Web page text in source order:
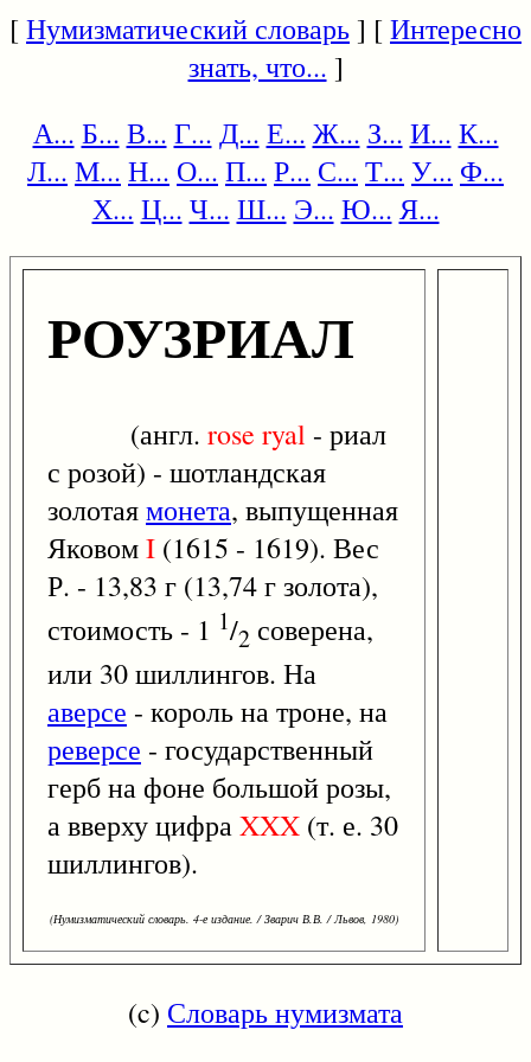
[Нумизматический словарь] [Интересно
знать, что... ]
А... Б... В... Г... Д... Е... Ж... З... И... К...
Л... М... Н... О... П... Р... С... Т... У... Ф...
Х... Ц... Ч... Ш... Э... Ю... Я...
РОУЗРИАЛ
(англ. rose ryal - риал
с розой) - шотландская
золотаямонета, выпущенная
ЯковомI (1615 - 1619). Вес
Р. - 13,83 г (13,74 г золота),
стоимость - 1 1/2 соверена,
или 30 шиллингов. На
аверсе - король на троне, на
реверсе - государственный
герб на фоне большой розы,
а вверху цифраXXX (т. е. 30
шиллингов).
(Нумизматический словарь. 4-е издание. / Зварич В.В. / Львов, 1980)
(c) Словарь нумизмата